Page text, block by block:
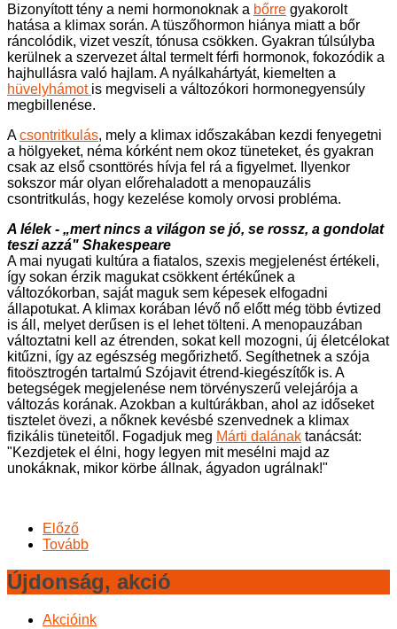
Bizonyított tény a nemi hormonoknak a bőrre gyakorolt
hatása a klimax során. A tüszőhormon hiánya miatt a bőr
ráncolódik, vizet veszít, tónusa csökken. Gyakran túlsúlyba
kerülnek a szervezet által termelt férfi hormonok, fokozódik a
hajhullásra való hajlam. A nyálkahártyát, kiemelten a
hüvelyhámot is megviseli a változókori hormonegyensúly
megbillenése.
Acsontritkulás, mely a klimax időszakában kezdi fenyegetni
a hölgyeket, néma kórként nem okoz tüneteket, és gyakran
csak az első csonttörés hívja fel rá a figyelmet. Ilyenkor
sokszor már olyan előrehaladott a menopauzális
csontritkulás, hogy kezelése komoly orvosi probléma.
A lélek - „mert nincs a világon se jó, se rossz, a gondolat
teszi azzá" Shakespeare
A mai nyugati kultúra a fiatalos, szexis megjelenést értékeli,
így sokan érzik magukat csökkent értékűnek a
változókorban, saját maguk sem képesek elfogadni
állapotukat. A klimax korában lévő nő előtt még több évtized
is áll, melyet derűsen is el lehet tölteni. A menopauzában
változtatni kell az étrenden, sokat kell mozogni, új életcélokat
kitűzni, így az egészség megőrizhető. Segíthetnek a szója
fitoösztrogén tartalmú Szójavit étrend-kiegészítők is. A
betegségek megjelenése nem törvényszerű velejárója a
változás korának. Azokban a kultúrákban, ahol az időseket
tisztelet övezi, a nőknek kevésbé szenvednek a klimax
fizikális tüneteitől. Fogadjuk meg Márti dalának tanácsát:
"Kezdjetek el élni, hogy legyen mit mesélni majd az
unokáknak, mikor körbe állnak, ágyadon ugrálnak!"
Előző
Tovább
Újdonság, akció
Akcióink